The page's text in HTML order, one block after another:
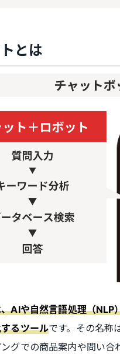
とは
AIや自然言語処理（
るツールです。その名称
グでの商品案内や問い